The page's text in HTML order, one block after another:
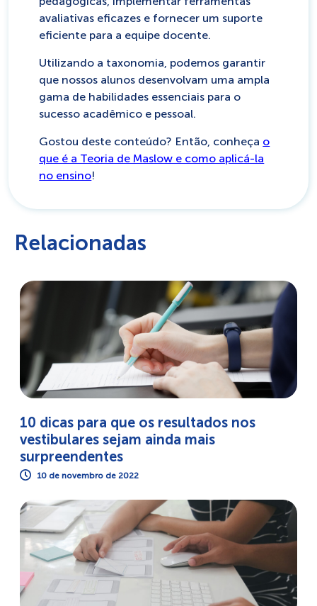
avaliativas eficazes e fornecer um suporte
eficiente para a equipe docente.
Utilizando a taxonomia, podemos garantir
que nossos alunos desenvolvam uma ampla
gama de habilidades essenciais para o
sucesso acadêmico e pessoal.
Gostou deste conteúdo? Então, conheça o
que é a Teoria de Maslow e como aplicá-la
no ensino!
Relacionadas
10 dicas para que os resultados nos
vestibulares sejam ainda mais
surpreendentes
10 de novembro de 2022